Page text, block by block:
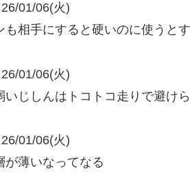
01/06(火)
も相手にすると硬いのに使うと
01/06(火)
いじしんはトコトコ走りで避け
01/06(火)
が薄いなってなる